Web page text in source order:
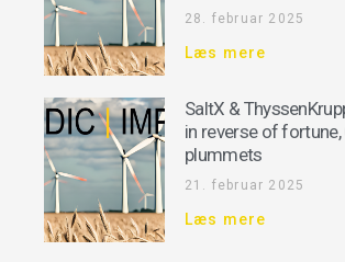
28. februar 2025
Læs mere
SaltX &
in reverse of fortune,
plummets
21. februar 2025
Læs mere